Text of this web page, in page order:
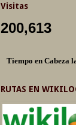
Visitas
200,613
Tiempo en Cabeza
RUTAS EN